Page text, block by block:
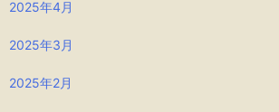
2025年4月
2025年3月
2025年2月